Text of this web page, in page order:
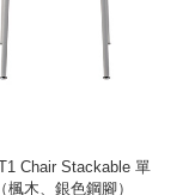
Chair Stackable 單
楓木、銀色鋼腳）